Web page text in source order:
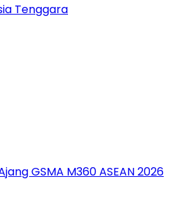
Tenggara
GSMA M360 ASEAN 2026